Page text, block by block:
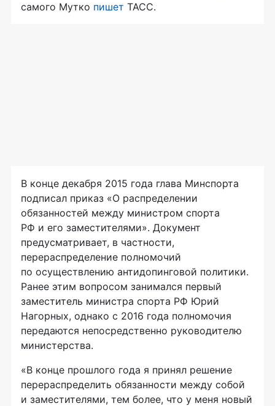
самого Мутко пишет ТАСС.
В конце декабря 2015 года глава Минспорта
подписал приказ «О распределении
обязанностей между министром спорта
РФ и его заместителями». Документ
предусматривает, в частности,
перераспределение полномочий
по осуществлению антидопинговой политики.
Ранее этим вопросом занимался первый
заместитель министра спорта РФ Юрий
Нагорных, однако с 2016 года полномочия
передаются непосредственно руководителю
министерства.
«В конце прошлого года я принял решение
перераспределить обязанности между собой
и заместителями, тем более, что у меня новый